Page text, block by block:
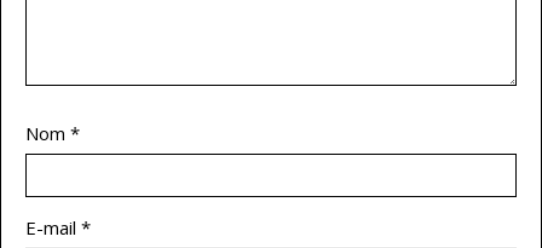
Nom *
E-mail *